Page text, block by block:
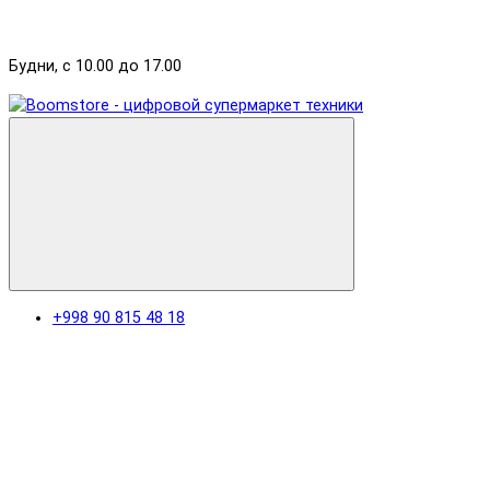
Будни, с 10.00 до 17.00
+998 90 815 48 18